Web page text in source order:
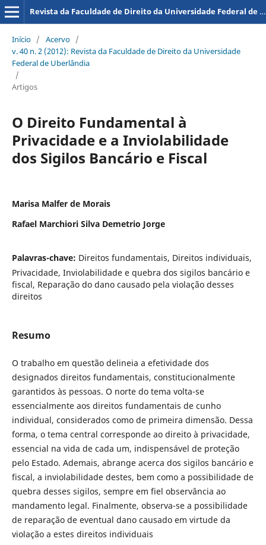
Revista da Faculdade de Direito da Universidade Federal de Uberlândia
Início / Acervo /
v. 40 n. 2 (2012): Revista da Faculdade de Direito da Universidade
Federal de Uberlândia
/
Artigos
O Direito Fundamental à
Privacidade e a Inviolabilidade
dos Sigilos Bancário e Fiscal
Marisa Malfer de Morais
Rafael Marchiori Silva Demetrio Jorge
Palavras-chave: Direitos fundamentais, Direitos individuais,
Privacidade, Inviolabilidade e quebra dos sigilos bancário e
fiscal, Reparação do dano causado pela violação desses
direitos
Resumo
O trabalho em questão delineia a efetividade dos
designados direitos fundamentais, constitucionalmente
garantidos às pessoas. O norte do tema volta-se
essencialmente aos direitos fundamentais de cunho
individual, considerados como de primeira dimensão. Dessa
forma, o tema central corresponde ao direito à privacidade,
essencial na vida de cada um, indispensável de proteção
pelo Estado. Ademais, abrange acerca dos sigilos bancário e
fiscal, a inviolabilidade destes, bem como a possibilidade de
quebra desses sigilos, sempre em fiel observância ao
mandamento legal. Finalmente, observa-se a possibilidade
de reparação de eventual dano causado em virtude da
violação a estes direitos individuais